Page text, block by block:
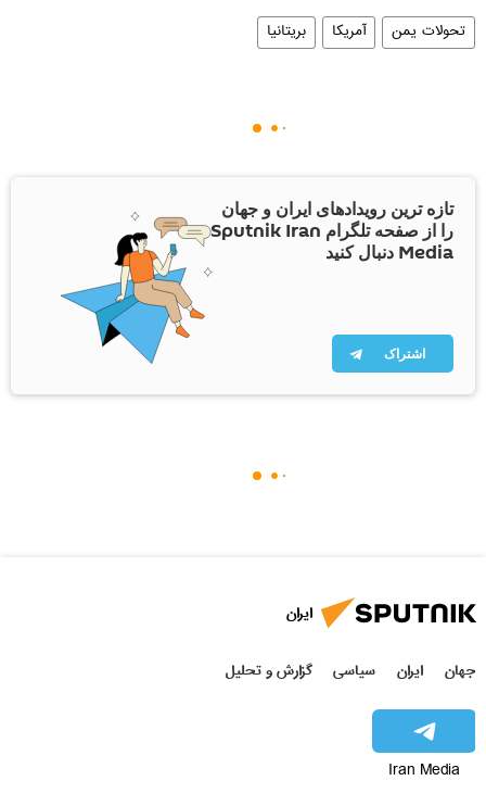
تحولات یمن آمریکا بریتانیا
تازه ترین رویدادهای ایران و جهان
را از صفحه تلگرام Sputnik Iran
Media دنبال کنید
اشتراک
ایران
جهان ایران سیاسی گزارش و تحلیل
Iran Media